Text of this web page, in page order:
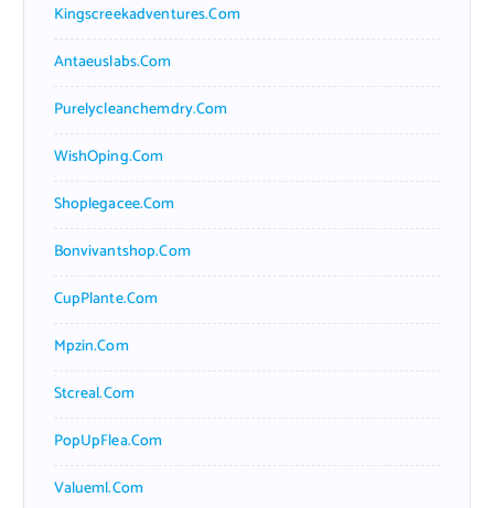
Kingscreekadventures.com
Antaeuslabs.com
Purelycleanchemdry.com
WishOping.com
Shoplegacee.com
Bonvivantshop.com
CupPlante.com
Mpzin.com
Stcreal.com
PopUpFlea.com
Valueml.com